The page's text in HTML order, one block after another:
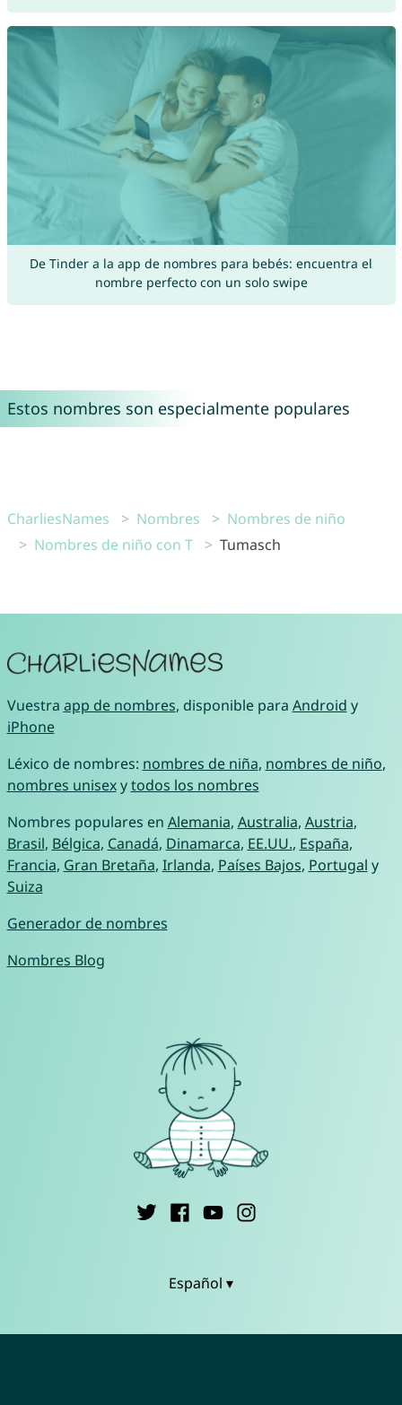
De Tinder a la app de nombres para bebés: encuentra el
nombre perfecto con un solo swipe
Estos nombres son especialmente populares
CharliesNames Nombres
Nombres de niño
Nombres de niño con T
Tumasch
Vuestra app de nombres, disponible para Android y
iPhone
Léxico de nombres: nombres de niña, nombres de niño,
nombres unisexytodos los nombres
Nombres populares en Alemania, Australia, Austria,
Brasil, Bélgica, Canadá, Dinamarca, EE.UU., España,
Francia, Gran Bretaña, Irlanda, Países Bajos, Portugal y
Suiza
Generador de nombres
Nombres Blog
Español ▾